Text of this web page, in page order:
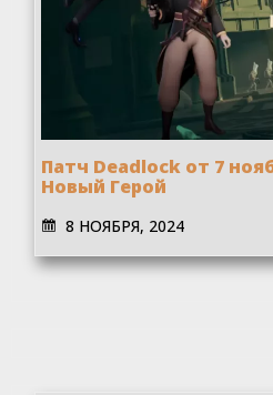
Патч Deadlock от 7
Новый Герой
8 НОЯБРЯ, 2024